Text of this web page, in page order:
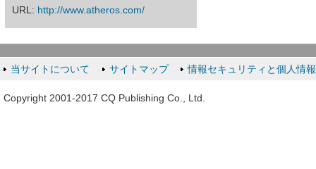
URL: http://www.atheros.com/
当サイトについて サイトマップ 情報セキュリティと個人情
Copyright 2001-2017 CQ Publishing Co., Ltd.